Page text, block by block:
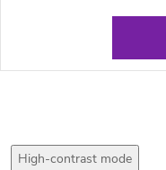
High-contrast mode